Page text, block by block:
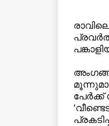
പേർക്ക്